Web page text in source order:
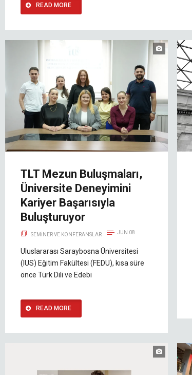
READ MORE
TLT Mezun Buluşmaları,
Üniversite Deneyimini
Kariyer Başarısıyla
Buluşturuyor
SEMINER VE KONFERANSLAR JUN 08
Uluslararası Saraybosna Üniversitesi
(IUS) Eğitim Fakültesi (FEDU), kısa süre
önce Türk Dili ve Edebi
READ MORE